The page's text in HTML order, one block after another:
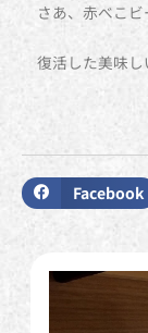
さあ、赤べこビ
復活した美味し
Facebook